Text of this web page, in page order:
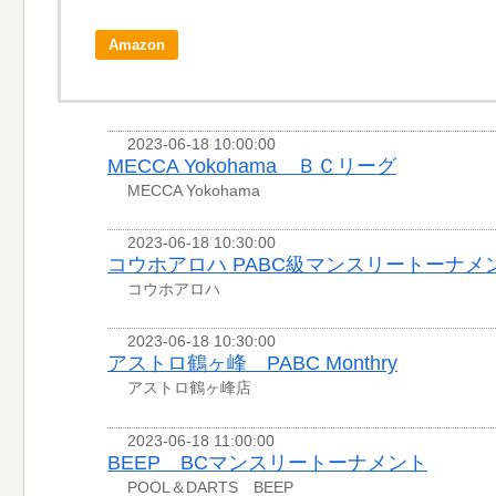
Amazon
2023-06-18 10:00:00
MECCA Yokohama ＢＣリーグ
MECCA Yokohama
2023-06-18 10:30:00
コウホアロハ PABC級マンスリートーナメ
コウホアロハ
2023-06-18 10:30:00
アストロ鶴ヶ峰 PABC Monthry
アストロ鶴ヶ峰店
2023-06-18 11:00:00
BEEP BCマンスリートーナメント
POOL＆DARTS BEEP